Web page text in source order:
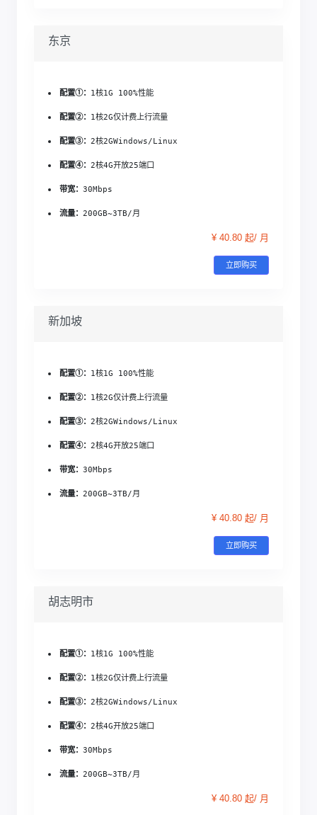
东京
配置①： 1核1G 100%性能
配置②： 1核2G仅计费上行流量
配置③：2核2GWindows/Linux
配置④：2核4G开放25端口
带宽：30Mbps
流量：200GB~3TB/月
¥ 40.80 起/ 月
立即购买
新加坡
配置①： 1核1G 100%性能
配置②： 1核2G仅计费上行流量
配置③：2核2GWindows/Linux
配置④：2核4G开放25端口
带宽：30Mbps
流量：200GB~3TB/月
¥ 40.80 起/ 月
立即购买
胡志明市
配置①： 1核1G 100%性能
配置②： 1核2G仅计费上行流量
配置③：2核2GWindows/Linux
配置④：2核4G开放25端口
带宽：30Mbps
流量：200GB~3TB/月
¥ 40.80 起/ 月